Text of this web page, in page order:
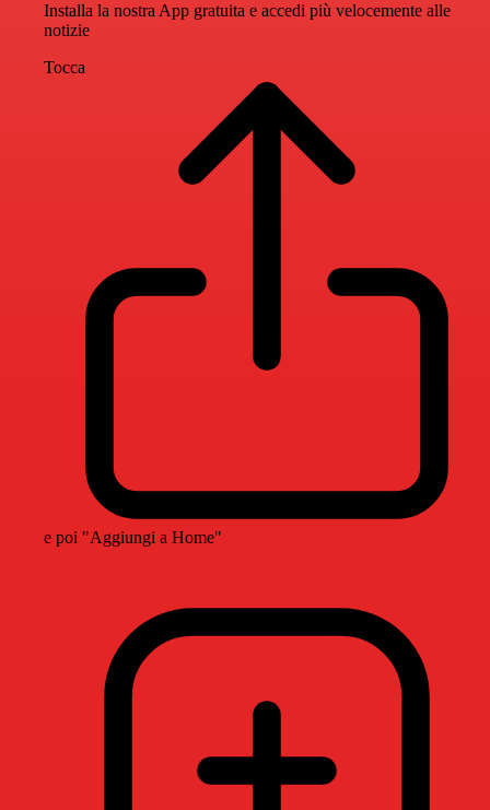
Installa la nostra App gratuita e accedi più velocemente alle
notizie
Tocca
e poi "Aggiungi a Home"